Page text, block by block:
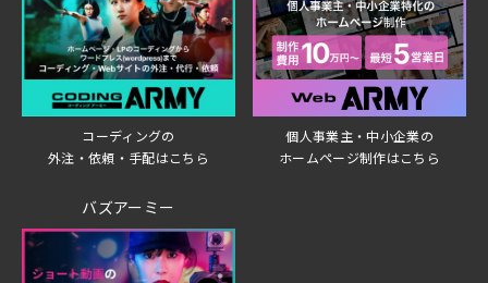
コーディングの
外注・依頼・手配はこちら
個人事業主・中小企業の
ホームページ制作はこちら
バズアーミー